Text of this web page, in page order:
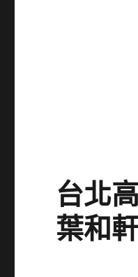
台北
葉和